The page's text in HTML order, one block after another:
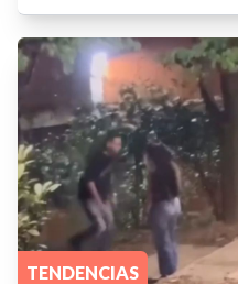
TENDENCIAS